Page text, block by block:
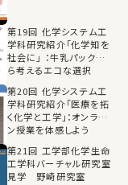
第19回 化学システム工
学科研究紹介「化学知を
社会に」 ：牛乳パックか
ら考えるエコな選択
第20回 化学システム工
学科研究紹介「医療を拓
く化学と工学」：オンライ
ン授業を体感しよう
第21回 工学部化学生命
工学科バーチャル研究室
見学 野崎研究室